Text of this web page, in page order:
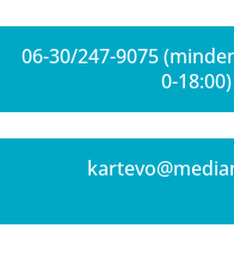
06-30/247-9075
0-18:00)
kartevo@